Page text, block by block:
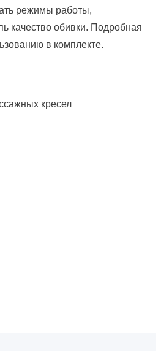
режимы работы,
качество обивки. Подробная
в комплекте.